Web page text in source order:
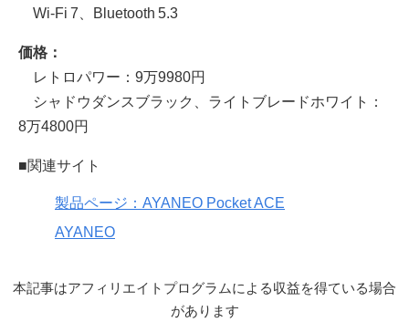
Wi‑Fi 7、Bluetooth 5.3
価格：
レトロパワー：9万9980円
シャドウダンスブラック、ライトブレードホワイト：
8万4800円
■関連サイト
製品ページ：AYANEO Pocket ACE
AYANEO
本記事はアフィリエイトプログラムによる収益を得ている場合
があります